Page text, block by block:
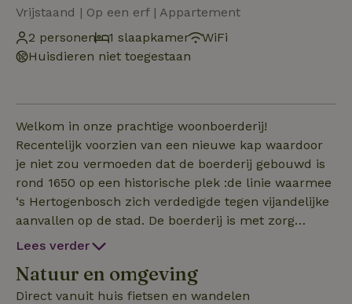
Vrijstaand | Op een erf | Appartement
2 personen
1 slaapkamer
WiFi
Huisdieren niet toegestaan
Welkom in onze prachtige woonboerderij!
Recentelijk voorzien van een nieuwe kap waardoor
je niet zou vermoeden dat de boerderij gebouwd is
rond 1650 op een historische plek :de linie waarmee
‘s Hertogenbosch zich verdedigde tegen vijandelijke
aanvallen op de stad. De boerderij is met zorg
gemoderniseerd; vloerverwarming en isolatie maken
is onlangs vernieuwd, elektrisch koken in ons
gasloze huis en een vaatwasser/spoelblok zijn
Lees verder
Natuur en omgeving
Direct vanuit huis fietsen en wandelen